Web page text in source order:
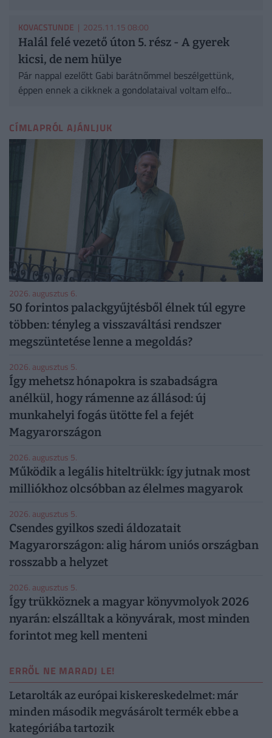
KOVACSTUNDE | 2025.11.15 08:00
Halál felé vezető úton 5. rész - A gyerek
kicsi, de nem hülye
Pár nappal ezelőtt Gabi barátnőmmel beszélgettünk,
éppen ennek a cikknek a gondolataival voltam elfo...
CÍMLAPRÓL AJÁNLJUK
2026. augusztus 6.
50 forintos palackgyűjtésből élnek túl egyre
többen: tényleg a visszaváltási rendszer
megszüntetése lenne a megoldás?
2026. augusztus 5.
Így mehetsz hónapokra is szabadságra
anélkül, hogy rámenne az állásod: új
munkahelyi fogás ütötte fel a fejét
Magyarországon
2026. augusztus 5.
Működik a legális hiteltrükk: így jutnak most
milliókhoz olcsóbban az élelmes magyarok
2026. augusztus 5.
Csendes gyilkos szedi áldozatait
Magyarországon: alig három uniós országban
rosszabb a helyzet
2026. augusztus 5.
Így trükköznek a magyar könyvmolyok 2026
nyarán: elszálltak a könyvárak, most minden
forintot meg kell menteni
ERRŐL NE MARADJ LE!
Letarolták az európai kiskereskedelmet: már
minden második megvásárolt termék ebbe a
kategóriába tartozik